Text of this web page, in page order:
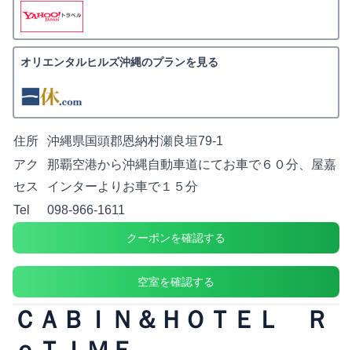
オリエンタルヒルズ沖縄のプランを見る
住所
沖縄県国頭郡恩納村瀬良垣79‐1
アク
セス
那覇空港から沖縄自動車道にてお車で６０分、屋嘉
インターよりお車で１５分
Tel
098-966-1611
クーポンを確認する
空室を確認する
ＣＡＢＩＮ＆ＨＯＴＥＬ Ｒ